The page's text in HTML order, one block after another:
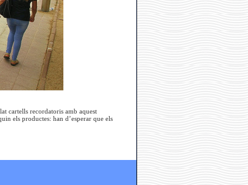
cartells recordatoris amb aquest
els productes: han d’esperar que els